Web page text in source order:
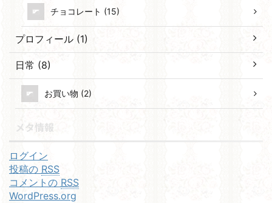
チョコレート (15)
プロフィール (1)
日常 (8)
お買い物 (2)
メタ情報
ログイン
投稿の RSS
コメントの RSS
WordPress.org